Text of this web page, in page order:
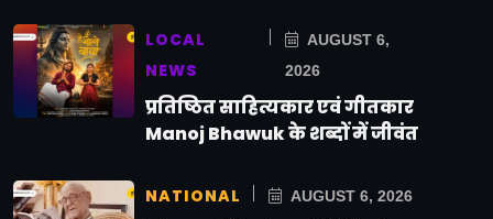
LOCAL
NEWS
AUGUST 6,
2026
प्रतिष्ठित साहित्यकार एवं गीतकार
Manoj Bhawuk के शब्दों में जीवंत
NATIONAL AUGUST 6, 2026